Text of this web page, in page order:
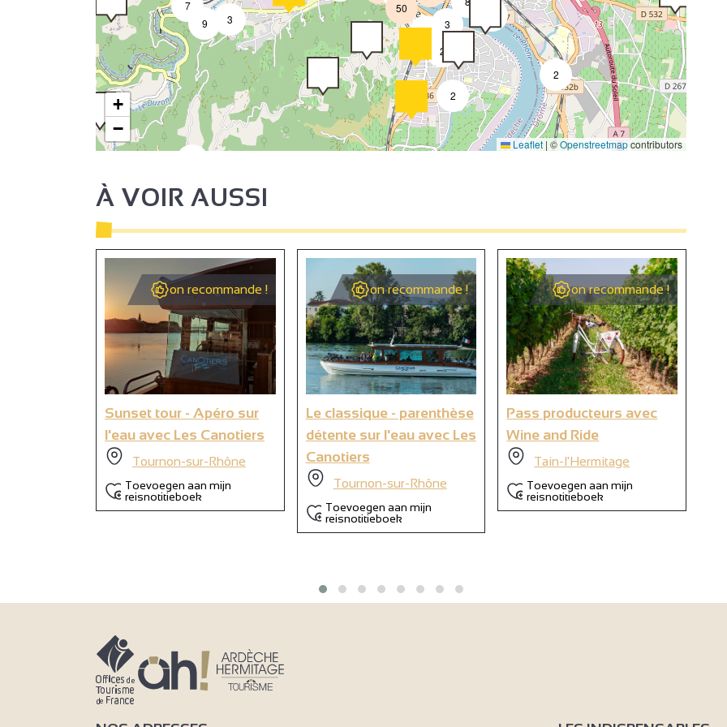
2
2
9
2
6
9
2
2
7
3
9
2
3
50
+
−
Leaflet | ©Openstreetmapcontributors
À VOIR AUSSI
on recommande !
Sunset tour - Apéro sur
l'eau avec Les Canotiers
Tournon-sur-Rhône
Toevoegen aan mijn
reisnotitieboek
on recommande !
Le classique - parenthèse
détente sur l'eau avec Les
Canotiers
Tournon-sur-Rhône
Toevoegen aan mijn
reisnotitieboek
on recommande !
Pass producteurs avec
Wine and Ride
Tain-l'Hermitage
Toevoegen aan mijn
reisnotitieboek